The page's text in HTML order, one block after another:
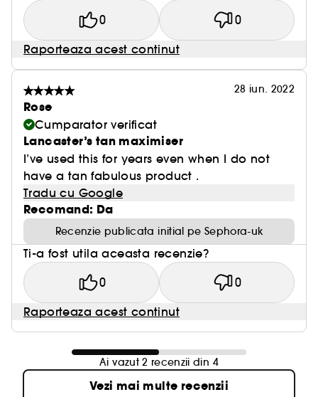
0 0
Raporteaza acest continut
28 iun. 2022
Rose
Cumparator verificat
Lancaster’s tan maximiser
I’ve used this for years even when I do not
have a tan fabulous product .
Tradu cu Google
Recomand: Da
Recenzie publicata initial pe Sephora-uk
Ti-a fost utila aceasta recenzie?
0 0
Raporteaza acest continut
Ai vazut 2 recenzii din 4
Vezi mai multe recenzii